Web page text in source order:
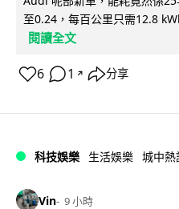
至0.24，每百公里只需12.8
閱讀全文
6 1 ↗ 分享
科技娛樂 生活娛樂 城中熱
Vin 9 小時